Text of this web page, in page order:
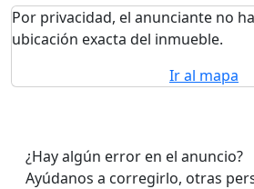
Por privacidad, el anunciante no
ubicación exacta del inmueble.
Ir al mapa
¿Hay algún error en el anuncio?
Ayúdanos a corregirlo, otras